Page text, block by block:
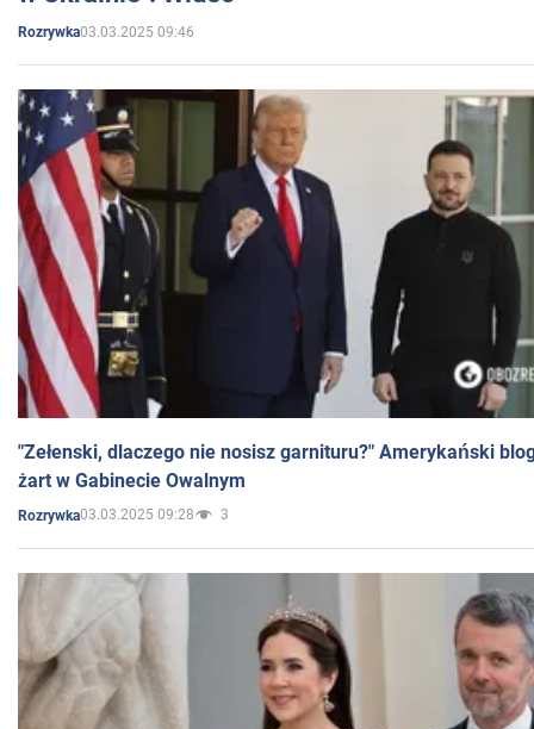
Rozrywka03.03.2025 09:46
"Zełenski, dlaczego nie nosisz garnituru?" Amerykański
żart w Gabinecie Owalnym
Rozrywka03.03.2025 09:28 3